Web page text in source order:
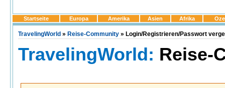
Startseite Europa Amerika Asien Afrika
TravelingWorld » Reise-Community » Login/Registrieren/Passwort
TravelingWorld: Reise-